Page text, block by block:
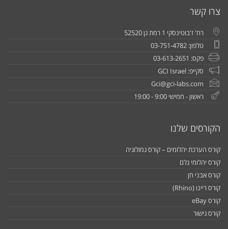
צרו קשר
רח' ז'בוטינסקי 1 רמת גן 52520
טלפון: 03-751-4782
פקס: 03-613-2651
סקייפ: GCI Israel
Gci@gci-labs.com
ראשון - חמישי 9:00 - 19:00
הקורסים שלנו
קורס הערכת יהלומים – קורס גמולוגיה
קורס יהלומי גלם
קורס אבני חן
קורס ריינו (Rhino)
קורס eBay
קורס גישור